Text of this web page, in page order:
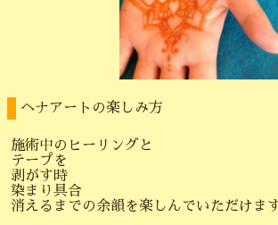
ヘナアートの楽しみ方
施術中のヒーリングと
テープを
剥がす時
染まり具合
消えるまでの余韻を楽しんでいただけま